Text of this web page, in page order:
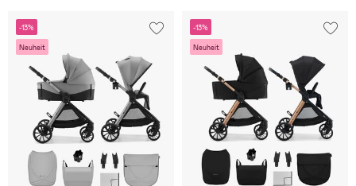
-13%
Neuheit
-13%
Neuheit